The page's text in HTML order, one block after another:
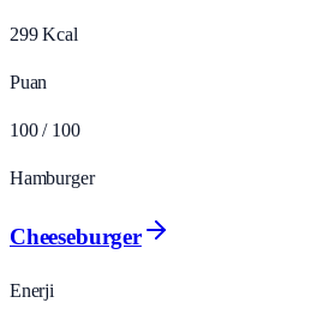
299 Kcal
Puan
100 / 100
Hamburger
Cheeseburger
Enerji